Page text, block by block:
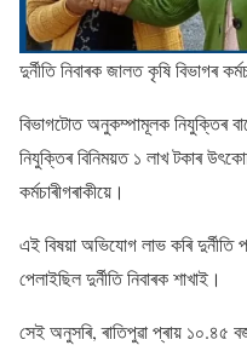
দুৰ্নীতি নিবাৰক জালত কৃষি বিভাগৰ
বিভাগটােত অনুকম্পামূলক নিযুক্তিৰ
নিযুক্তিৰ বিনিময়ত ১ লাখ টকাৰ
কৰ্মচাৰীগৰাকীয়ে।
এই বিষয়া অভিযােগ লাভ কৰি দুৰ্নীতি
পেলাইছিল দুৰ্নীতি নিবাৰক শাখাই।
সেই অনুসৰি, ৰাতিপুৱা প্ৰায় ১০.৪৫